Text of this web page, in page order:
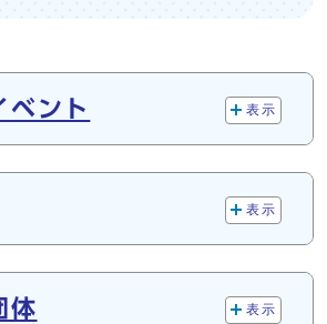
ー
ベント 表示
表示
体 表示